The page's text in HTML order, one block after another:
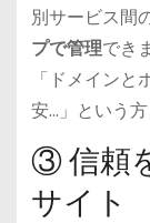
別サービス間
プで管理でき
「ドメイン
安…」という
③ 信頼
サイト